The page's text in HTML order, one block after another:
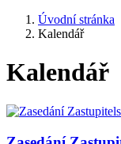
Úvodní stránka
Kalendář
Kalendář